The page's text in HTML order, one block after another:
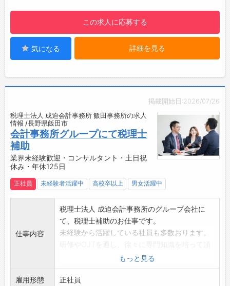
します。
【転勤について】
・転勤は「なし」としていますが、各事業所へ
※ご本人の事情等、考慮します
・研修制度：集合研修、OJT、外部研修への参
加等あります。
この求人に応募する
気になる 詳細を見る
掲載開始日:2026/07/26
税理士法人 成迫会計事務所 飯田事務所の求人
情報 /長野県飯田市
会計事務所グループにて税理士
補助
業界未経験歓迎・コンサルタント・土日祝
休み・年休125日
正社員 未経験者活躍中 高校卒以上 男女活躍中
仕事内容
税理士法人 成迫会計事務所のグループ会社に
て、税理士補助のお仕事です。
未経験から活躍している社員も多数おります。
【業務内容】
・入社時は、記帳計算代行などからスタートし
もっと見る
雇用形態 正社員